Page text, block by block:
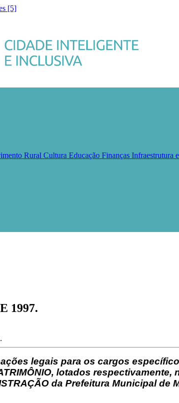
[5]
Rural Cultura Educação Finanças Infraestrutura
1997.
legais para os cargos
lotados respectivamente,
da Prefeitura Municipal de